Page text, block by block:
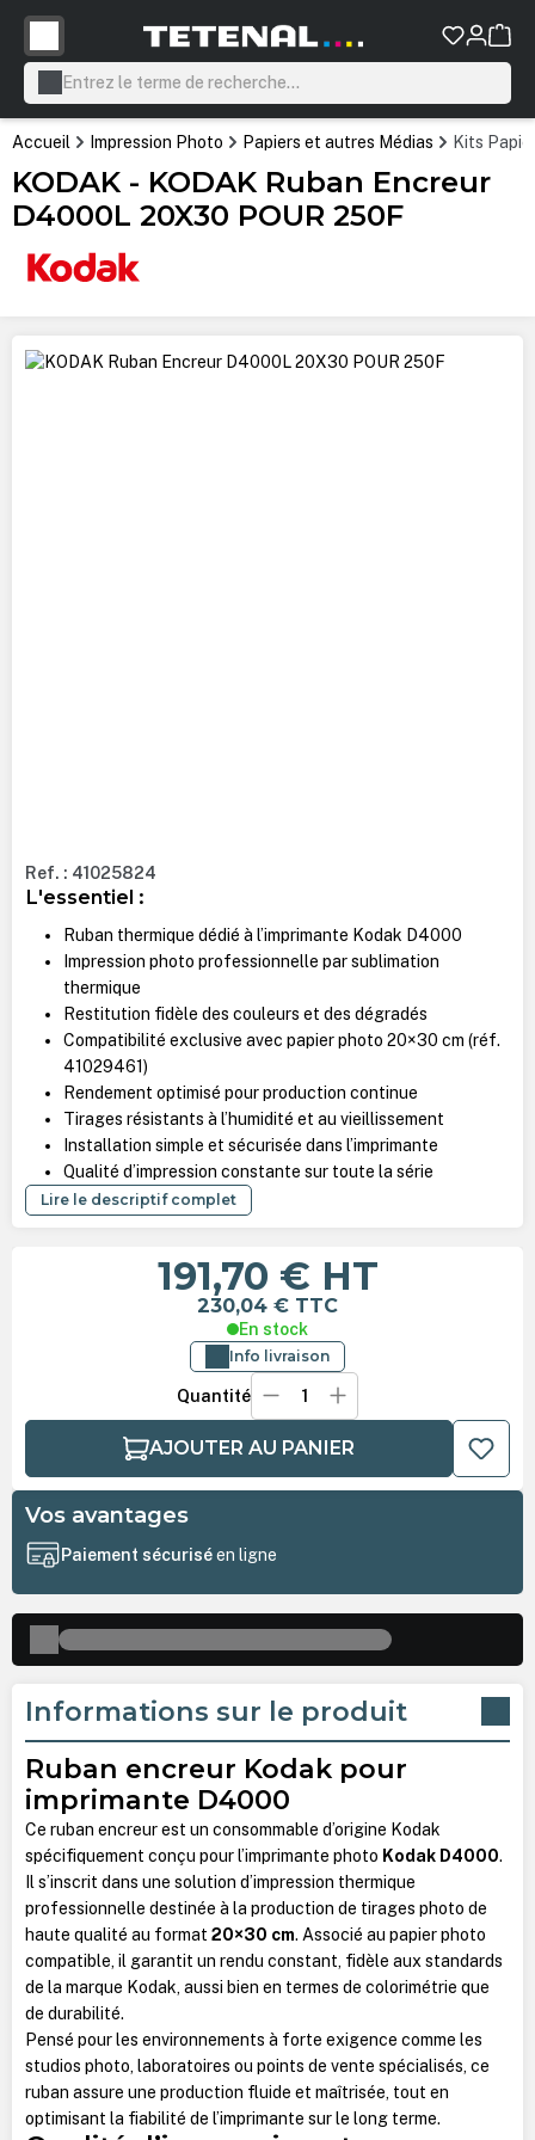
principal
Accueil Impression Photo Papiers et autres Médias Kits
KODAK - KODAK Ruban Encreur
D4000L 20X30 POUR 250F
Ignorer la galerie d'images
Ref. : 41025824
L'essentiel :
Ruban thermique dédié à l’imprimante Kodak D4000
Impression photo professionnelle par sublimation
thermique
Restitution fidèle des couleurs et des dégradés
Compatibilité exclusive avec papier photo 20×30 cm (réf.
41029461)
Rendement optimisé pour production continue
Tirages résistants à l’humidité et au vieillissement
Installation simple et sécurisée dans l’imprimante
Qualité d’impression constante sur toute la série
Lire le descriptif complet
191,70 € HT
230,04 € TTC
En stock
Info livraison
Quantité
AJOUTER AU PANIER
Vos avantages
Paiement sécuriséen ligne
Informations sur le produit
Ruban encreur Kodak pour
imprimante D4000
Ce ruban encreur est un consommable d’origine Kodak
spécifiquement conçu pour l’imprimante photo Kodak D4000.
Il s’inscrit dans une solution d’impression thermique
professionnelle destinée à la production de tirages photo de
haute qualité au format 20×30 cm. Associé au papier photo
compatible, il garantit un rendu constant, fidèle aux standards
de la marque Kodak, aussi bien en termes de colorimétrie que
de durabilité.
Pensé pour les environnements à forte exigence comme les
studios photo, laboratoires ou points de vente spécialisés, ce
ruban assure une production fluide et maîtrisée, tout en
optimisant la fiabilité de l’imprimante sur le long terme.